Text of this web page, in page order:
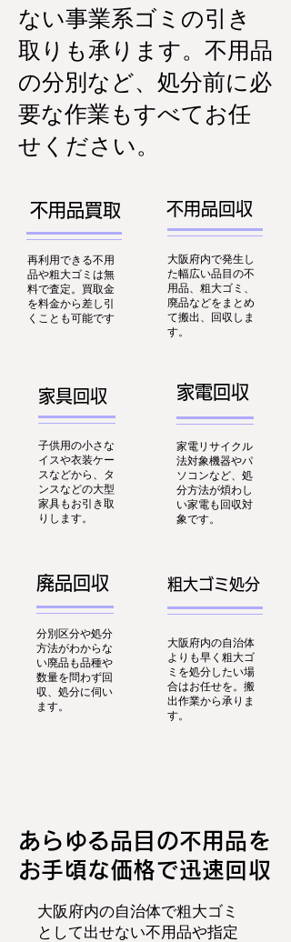
ない事業系ゴミの引き
取りも承ります。不用品
の分別など、処分前に必
要な作業もすべてお任
せください。
不用品買取
再利用できる不用
品や粗大ゴミは無
料で査定。買取金
を料金から差し引
くことも可能です
不用品回収
大阪府内で発生し
た幅広い品目の不
用品、粗大ゴミ、
廃品などをまとめ
て搬出、回収しま
す。
家具回収
子供用の小さな
イスや衣装ケー
スなどから、タ
ンスなどの大型
家具もお引き取
りします。
家電回収
家電リサイクル
法対象機器やパ
ソコンなど、処
分方法が煩わし
い家電も回収対
象です。
廃品回収
分別区分や処分
方法がわからな
い廃品も品種や
数量を問わず回
収、処分に伺い
ます。
粗大ゴミ処分
大阪府内の自治体
よりも早く粗大ゴ
ミを処分したい場
合はお任せを。搬
出作業から承りま
す。
あらゆる品目の不用品を
お手頃な価格で迅速回収
大阪府内の自治体で粗大ゴミ
として出せない不用品や指定